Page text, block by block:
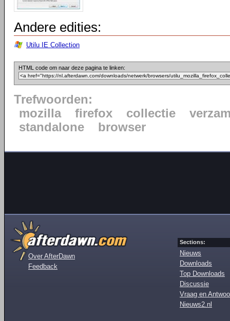
Andere edities:
Utilu IE Collection
HTML code om naar deze pagina te linken:
Trefwoorden:
mozilla
firefox collectie
standalone
browser
Over AfterDawn
Feedback
Sections:
Nieuws
Downloads
Top Downloads
Discussie
Vraag en
Nieuws2.nl